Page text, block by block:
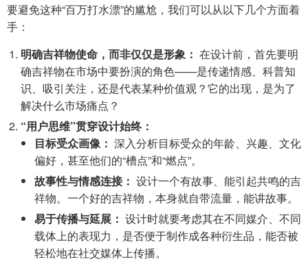
要避免这种“百万打水漂”的尴尬，我们可以从以下几个方面着
手：
明确吉祥物使命，而非仅仅是形象： 在设计前，首先要明
确吉祥物在市场中要扮演的角色——是传递情感、科普知
识、吸引关注，还是代表某种价值观？它的出现，是为了
解决什么市场痛点？
“用户思维”贯穿设计始终：
目标受众画像： 深入分析目标受众的年龄、兴趣、文化
偏好，甚至他们的“槽点”和“燃点”。
故事性与情感连接： 设计一个有故事、能引起共鸣的吉
祥物。一个好的吉祥物，本身就自带流量，能讲故事。
易于传播与延展： 设计时就要考虑其在不同媒介、不同
载体上的表现力，是否便于制作成各种衍生品，能否被
轻松地在社交媒体上传播。